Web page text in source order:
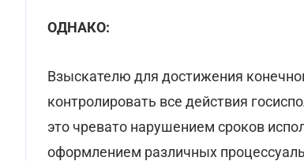
ОДНАКО:
Взыскателю для достижения
контролировать все действия
это чревато нарушением сроков
оформлением различных